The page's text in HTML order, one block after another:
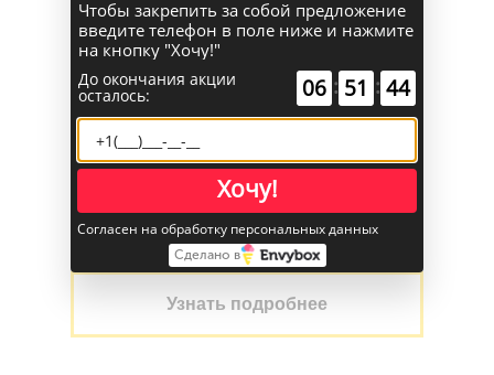
в лизинг уЕврокара Евразия
Нужна техника в лизинг
Узнать подробнее
Чтобы закрепить за собой предложение
введите телефон в поле ниже и нажмите
на кнопку "Хочу!"
До окончания акции
осталось: 00 : 00 : 00
Хочу!
Согласен на обработку персональных данных
Сделано в